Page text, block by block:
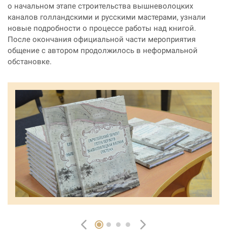
о начальном этапе строительства вышневолоцких
каналов голландскими и русскими мастерами, узнали
новые подробности о процессе работы над книгой.
После окончания официальной части мероприятия
общение с автором продолжилось в неформальной
обстановке.